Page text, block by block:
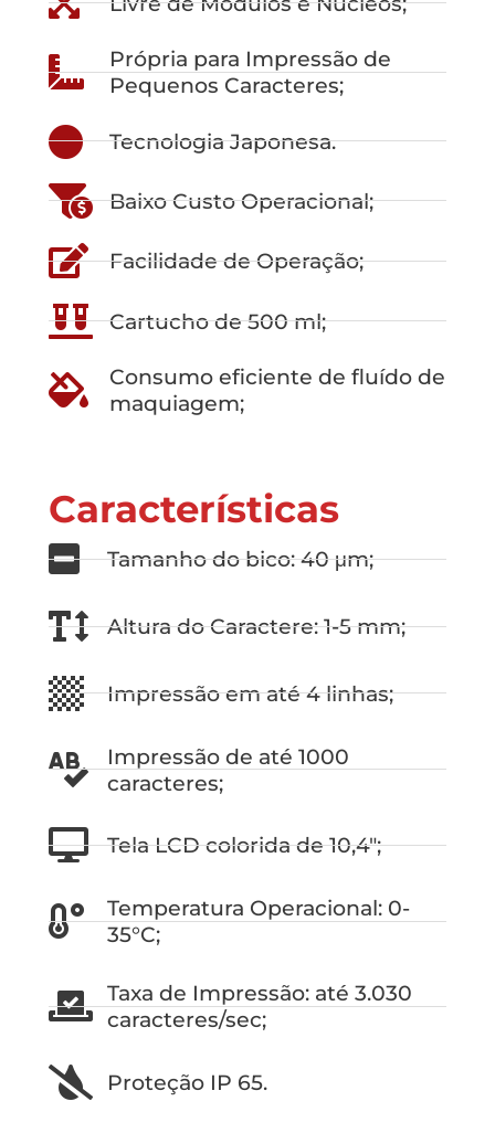
Própria para Impressão de
Pequenos Caracteres;
Tecnologia Japonesa.
Baixo Custo Operacional;
Facilidade de Operação;
Cartucho de 500 ml;
Consumo eficiente de fluído de
maquiagem;
Características
Tamanho do bico: 40 μm;
Altura do Caractere: 1-5 mm;
Impressão em até 4 linhas;
Impressão de até 1000
caracteres;
Tela LCD colorida de 10,4";
Temperatura Operacional: 0-
35°C;
Taxa de Impressão: até 3.030
caracteres/sec;
Proteção IP 65.